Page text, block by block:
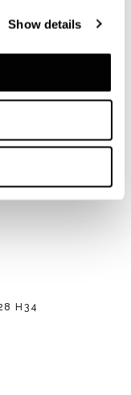
Show details
H34